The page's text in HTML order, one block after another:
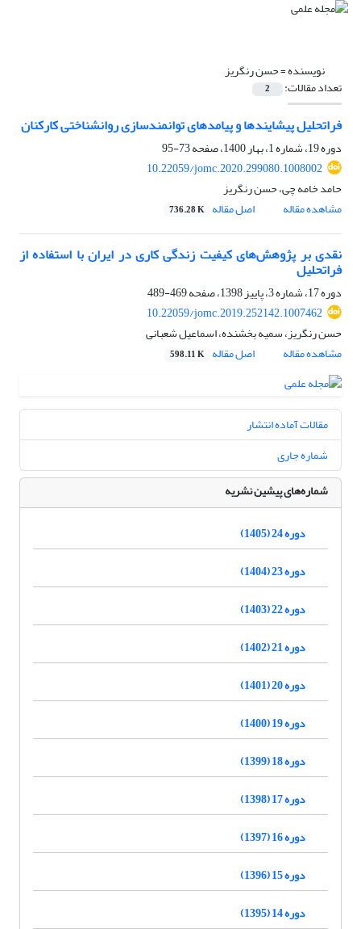
نویسنده =حسن رنگریز
تعداد مقالات: 2
فراتحلیل پیشایندها و پیامدهای توانمندسازی روان‏شناختی کارکنان
دوره 19، شماره 1، بهار 1400، صفحه
73-95
10.22059/jomc.2020.299080.1008002
حامد خامه چی، حسن رنگریز
مشاهده مقاله
اصل مقاله 736.28 K
نقدی بر پژوهش‌های کیفیت زندگی کاری در ایران با استفاده از
فراتحلیل
دوره 17، شماره 3، پاییز 1398، صفحه
469-489
10.22059/jomc.2019.252142.1007462
حسن رنگریز، سمیه بخشنده، اسماعیل شعبانی
مشاهده مقاله
اصل مقاله 598.11 K
مقالات آماده انتشار
شماره جاری
شماره‌های پیشین نشریه
دوره 24 (1405)
دوره 23 (1404)
دوره 22 (1403)
دوره 21 (1402)
دوره 20 (1401)
دوره 19 (1400)
دوره 18 (1399)
دوره 17 (1398)
دوره 16 (1397)
دوره 15 (1396)
دوره 14 (1395)